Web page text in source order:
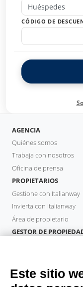
Huéspedes
CÓDIGO DE
AGENCIA
Quiénes somos
Trabaja con nosotros
Oficina de prensa
PROPIETARIOS
Gestione con Italianway
Invierta con Italianway
Área de propietario
GESTOR DE
HUÉSPEDES
Reserve una estancia
Este sitio